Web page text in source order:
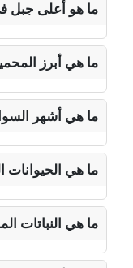
ما هو أعلى جبل
ما هي أبرز
ما هي أشهر
ما هي الحيوانات
ما هي النباتات